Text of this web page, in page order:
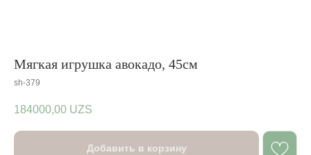
Мягкая игрушка авокадо, 45см
sh-379
184000,00 UZS
Добавить в корзину